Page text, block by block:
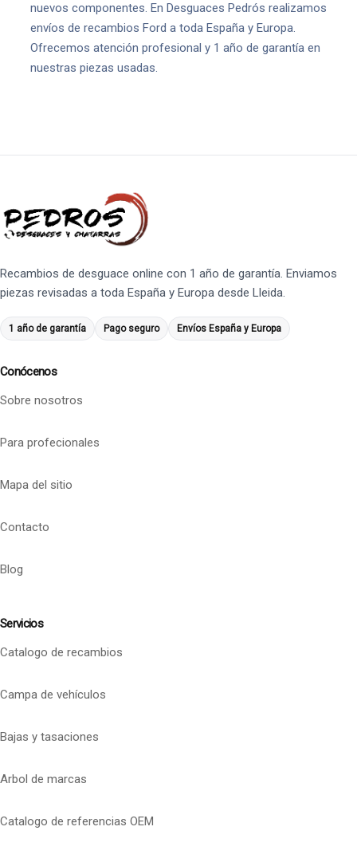
nuevos componentes. En Desguaces Pedrós realizamos
envíos de recambios Ford a toda España y Europa.
Ofrecemos atención profesional y 1 año de garantía en
nuestras piezas usadas.
Recambios de desguace online con 1 año de garantía. Enviamos
piezas revisadas a toda España y Europa desde Lleida.
1 año de garantía Pago seguro Envíos España y Europa
Conócenos
Sobre nosotros
Para profecionales
Mapa del sitio
Contacto
Blog
Servicios
Catalogo de recambios
Campa de vehículos
Bajas y tasaciones
Arbol de marcas
Catalogo de referencias OEM